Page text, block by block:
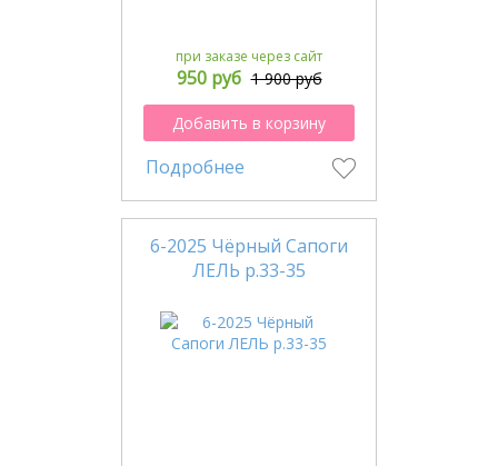
при заказе через сайт
950 руб 1 900 руб
Добавить в корзину
Подробнее
6-2025 Чёрный Сапоги
ЛЕЛЬ р.33-35